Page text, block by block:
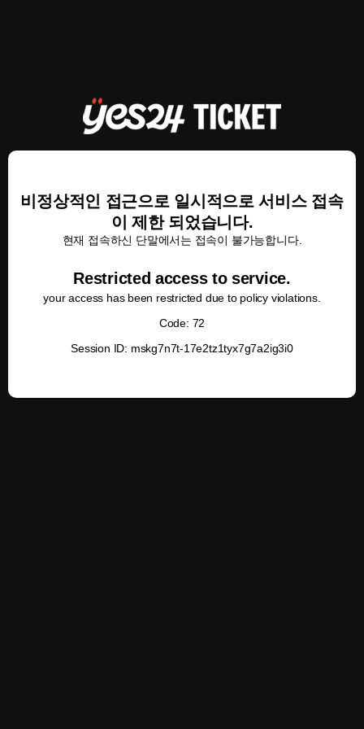
비정상적인 접근으로 일시적으로 서비스 접속
이 제한 되었습니다.
현재 접속하신 단말에서는 접속이 불가능합니다.
Restricted access to service.
your access has been restricted due to policy violations.
Code: 72
Session ID: mskg7n7t-17e2tz1tyx7g7a2ig3i0